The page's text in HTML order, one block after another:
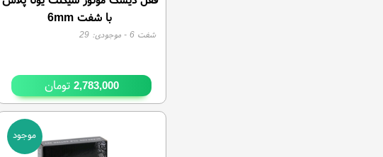
با شفت 6mm
شفت 6 - موجودی:29
2,783,000 تومان
موجود